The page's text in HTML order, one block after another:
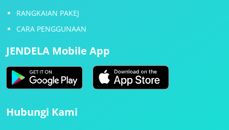
RANGKAIAN PAKEJ
CARA PENGGUNAAN
JENDELA Mobile App
Hubungi Kami